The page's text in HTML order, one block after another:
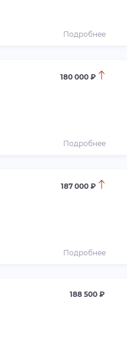
Подробнее
180 000 ₽
Подробнее
187 000 ₽
Подробнее
188 500 ₽